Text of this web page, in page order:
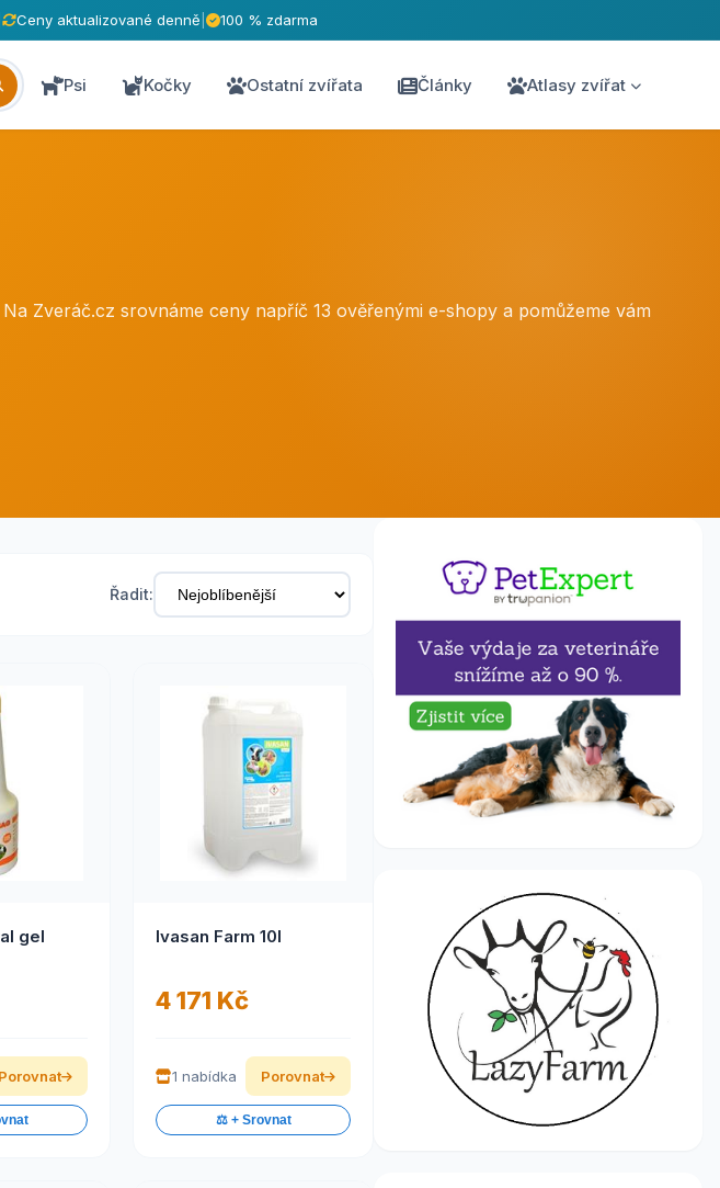
Ceny aktualizované denně 100 % zdarma
Psi Kočky Ostatní zvířata Články Atlasy zvířat
Zveráč.cz srovnáme ceny napříč 13 ověřenými e-shopy a pomůžeme vám
Řadit:
gel
Porovnat
Ivasan Farm 10l
4 171 Kč
1 nabídka Porovnat
⚖️ + Srovnat